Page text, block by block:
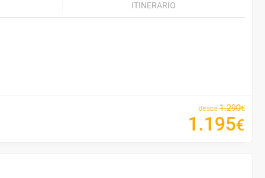
ITINERARIO
desde 1.290€
1 .195€